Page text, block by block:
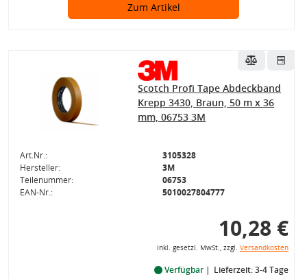
Zum Artikel
Scotch Profi Tape Abdeckband
Krepp 3430, Braun, 50 m x 36
mm, 06753 3M
Art.Nr.:
3105328
Hersteller:
3M
Teilenummer:
06753
EAN-Nr.:
5010027804777
10,28 €
inkl. gesetzl. MwSt., zzgl. Versandkosten
Verfügbar Lieferzeit: 3-4 Tage